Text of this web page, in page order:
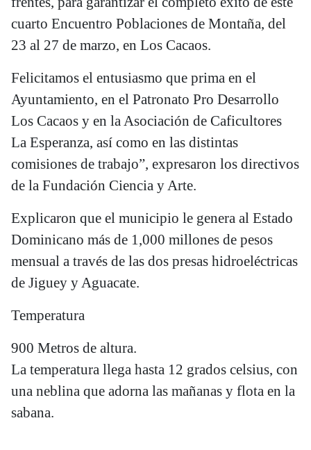
cuarto Encuentro Poblaciones de Montaña, del
23 al 27 de marzo, en Los Cacaos.
Felicitamos el entusiasmo que prima en el
Ayuntamiento, en el Patronato Pro Desarrollo
Los Cacaos y en la Asociación de Caficultores
La Esperanza, así como en las distintas
comisiones de trabajo”, expresaron los directivos
de la Fundación Ciencia y Arte.
Explicaron que el municipio le genera al Estado
Dominicano más de 1,000 millones de pesos
mensual a través de las dos presas hidroeléctricas
de Jiguey y Aguacate.
Temperatura
900 Metros de altura.
La temperatura llega hasta 12 grados celsius, con
una neblina que adorna las mañanas y flota en la
sabana.